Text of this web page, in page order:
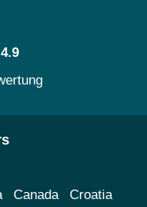
Canada Croatia